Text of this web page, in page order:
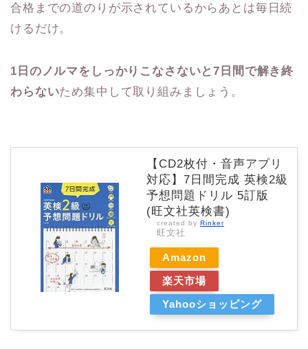
合格までの道のりが示されているからあとは毎日続
けるだけ。
1日のノルマをしっかりこなさないと7日間で解き終
わらないため集中して取り組みましょう。
【CD2枚付・音声アプリ
対応】7日間完成 英検2級
予想問題ドリル 5訂版
(旺文社英検書)
created by Rinker
旺文社
Amazon
楽天市場
Yahooショッピング